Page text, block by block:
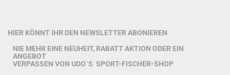
HIER KÖNNT IHR DEN NEWSLETTER ABONIEREN
NIE MEHR EINE NEUHEIT, RABATT AKTION ODER EIN
ANGEBOT
VERPASSEN VON UDO`S SPORT-FISCHER-SHOP